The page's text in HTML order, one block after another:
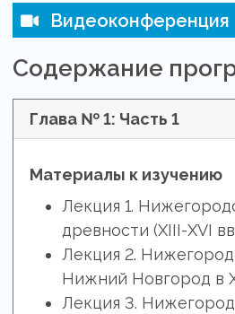
Видеоконференция
Содержание
Глава № 1: Часть 1
Материалы к изучению
Лекция 1.
древности (XIII-XVI
Лекция 2.
Нижний Новгород в
Лекция 3.